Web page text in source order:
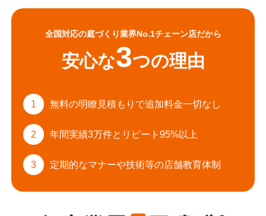
全国対応の庭づくり業界No.1チェーン店だから
安心な3つの理由
1 無料の明瞭見積もりで追加料金一切なし
2 年間実績3万件と リピート95%以上
3 定期的なマナーや技術等の店舗教育体制